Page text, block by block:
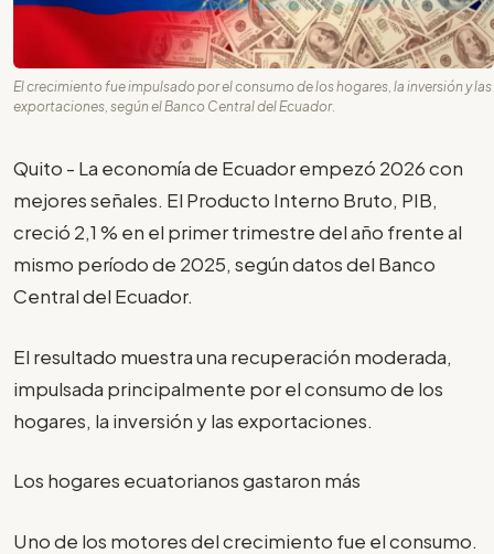
El crecimiento fue impulsado por el consumo de los hogares, la inversión y las
exportaciones, según el Banco Central del Ecuador.
Quito - La economía de Ecuador empezó 2026 con
mejores señales. El Producto Interno Bruto, PIB,
creció 2,1 % en el primer trimestre del año frente al
mismo período de 2025, según datos del Banco
Central del Ecuador.
El resultado muestra una recuperación moderada,
impulsada principalmente por el consumo de los
hogares, la inversión y las exportaciones.
Los hogares ecuatorianos gastaron más
Uno de los motores del crecimiento fue el consumo.